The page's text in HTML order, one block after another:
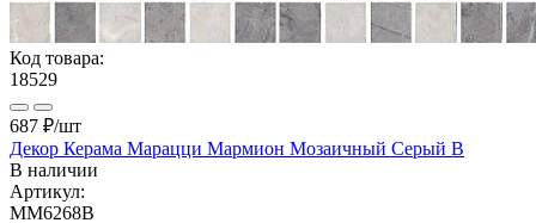
Код товара:
18529
687 ₽/шт
Декор Керама Марацци Мармион Мозаичный Серый B
В наличии
Артикул:
MM6268B